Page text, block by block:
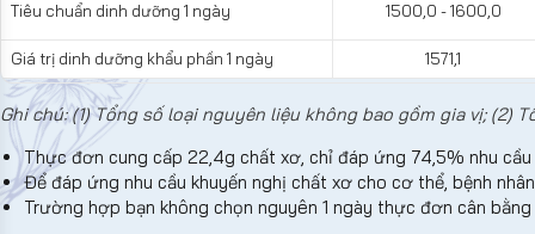
Tiêu chuẩn dinh dưỡng 1 ngày 1500,0 - 1600,0
Giá trị dinh dưỡng khẩu phần 1 ngày 1571,1
Ghi chú: (1) Tổng số loại nguyên liệu không bao gồm gia vị;
Thực đơn cung cấp 22,4g chất xơ, chỉ đáp ứng 74,5% nhu
Để đáp ứng nhu cầu khuyến nghị chất xơ cho cơ thể, bệnh
Trường hợp bạn không chọn nguyên 1 ngày thực đơn cân